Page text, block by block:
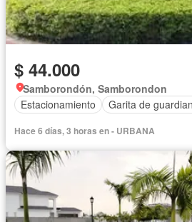
$ 44.000
Samborondón, Samborondon
Estacionamiento
Garita de
Hace 6 días, 3 horas en - URBANA